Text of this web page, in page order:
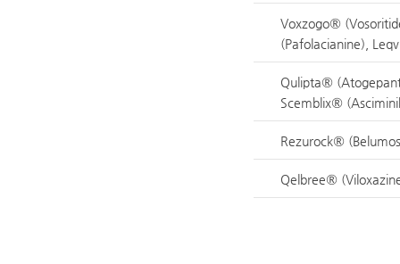
Voxzogo®
(Pafolacianine),
Qulipta®
Scemblix®
Rezurock®
Qelbree®